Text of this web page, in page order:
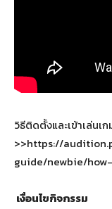
วิธีติดตั้งและเข้าเล่นเ
>>https://
guide/newbie/
เงื่อนไขกิจกรรม